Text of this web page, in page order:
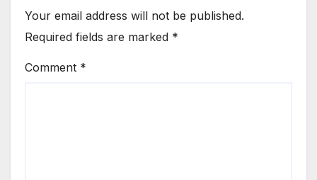
Your email address will not be published.
Required fields are marked *
Comment *